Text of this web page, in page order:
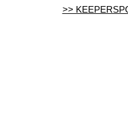
>>